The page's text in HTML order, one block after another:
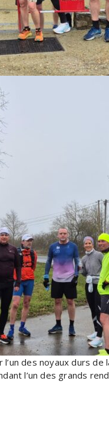
des noyaux durs de
l’un des grands